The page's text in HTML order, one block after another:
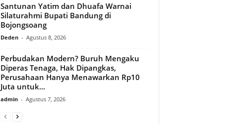
Santunan Yatim dan Dhuafa Warnai
Silaturahmi Bupati Bandung di
Bojongsoang
Deden - Agustus 8, 2026
Perbudakan Modern? Buruh Mengaku
Diperas Tenaga, Hak Dipangkas,
Perusahaan Hanya Menawarkan Rp10
Juta untuk...
admin - Agustus 7, 2026